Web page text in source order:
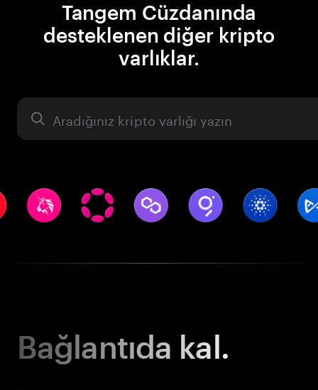
Tangem Cüzdanında
desteklenen diğer kripto
varlıklar.
Varlık
Bağlantıda kal.